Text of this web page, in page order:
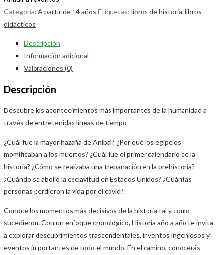
Categoría: A partir de 14 años Etiquetas: libros de historia, libros
didácticos
Descripción
Información adicional
Valoraciones (0)
Descripción
Descubre los acontecimientos más importantes de la humanidad a
través de entretenidas líneas de tiempo
¿Cuál fue la mayor hazaña de Aníbal? ¿Por qué los egipcios
momificaban a los muertos? ¿Cuál fue el primer calendario de la
historia? ¿Cómo se realizaba una trepanación en la prehistoria?
¿Cuándo se abolió la esclavitud en Estados Unidos? ¿Cuántas
personas perdieron la vida por el covid?
Conoce los momentos más decisivos de la historia tal y como
sucedieron. Con un enfoque cronológico, Historia año a año te invita
a explorar descubrimientos trascendentales, inventos ingeniosos y
eventos importantes de todo el mundo. En el camino, conocerás